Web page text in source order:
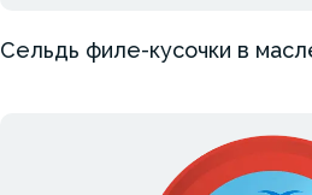
Сельдь филе-кусочки в